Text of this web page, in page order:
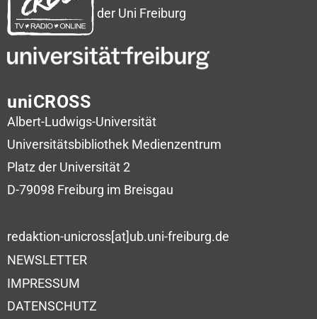
der Uni Freiburg
uniCROSS
Albert-Ludwigs-Universität
Universitätsbibliothek Medienzentrum
Platz der Universität 2
D-79098 Freiburg im Breisgau
redaktion-unicross[at]ub.uni-freiburg.de
NEWSLETTER
IMPRESSUM
DATENSCHUTZ